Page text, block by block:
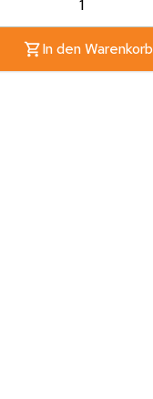
In den Warenkorb